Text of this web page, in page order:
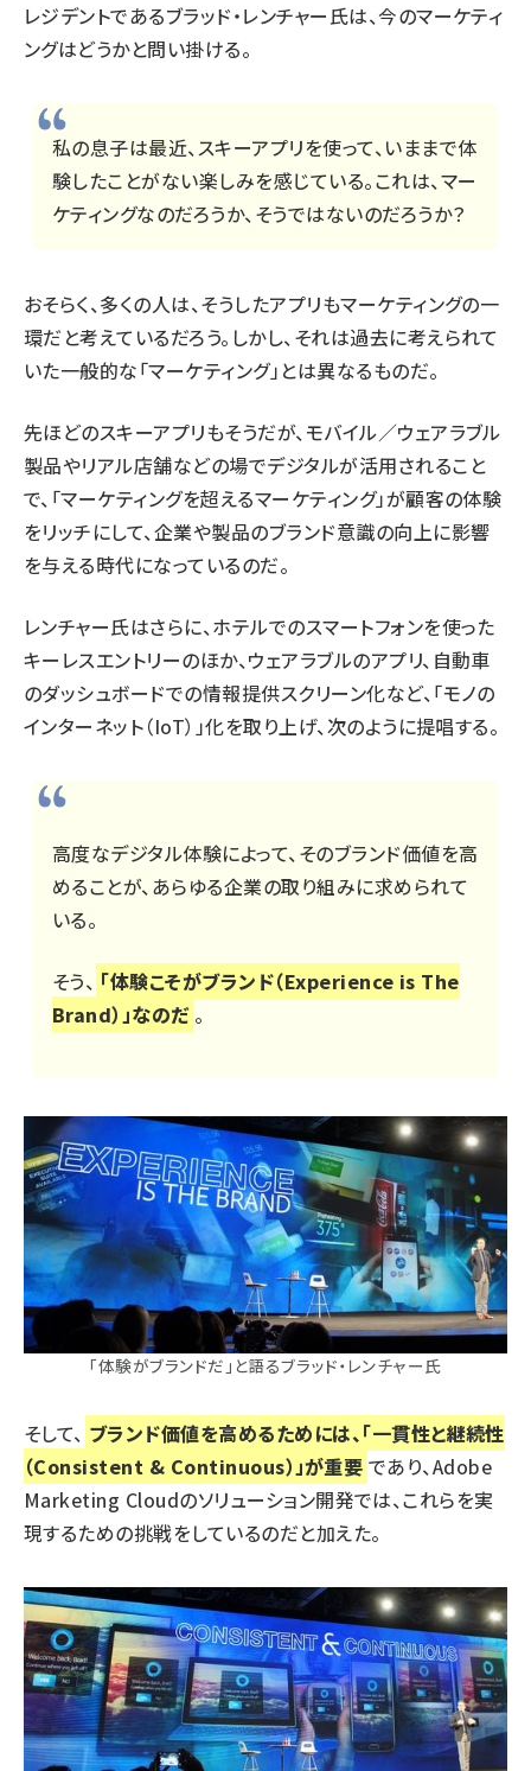
レジデントであるブラッド・レンチャー氏は、今のマーケティ
ングはどうかと問い掛ける。
私の息子は最近、スキーアプリを使って、いままで体
験したことがない楽しみを感じている。これは、マー
ケティングなのだろうか、そうではないのだろうか？
おそらく、多くの人は、そうしたアプリもマーケティングの一
環だと考えているだろう。しかし、それは過去に考えられて
いた一般的な「マーケティング」とは異なるものだ。
先ほどのスキーアプリもそうだが、モバイル／ウェアラブル
製品やリアル店舗などの場でデジタルが活用されること
で、「マーケティングを超えるマーケティング」が顧客の体験
をリッチにして、企業や製品のブランド意識の向上に影響
を与える時代になっているのだ。
レンチャー氏はさらに、ホテルでのスマートフォンを使った
キーレスエントリーのほか、ウェアラブルのアプリ、自動車
のダッシュボードでの情報提供スクリーン化など、「モノの
インターネット（IoT）」化を取り上げ、次のように提唱する。
高度なデジタル体験によって、そのブランド価値を高
めることが、あらゆる企業の取り組みに求められて
いる。
そう、 「体験こそがブランド（Experience is The
Brand）」なのだ 。
「体験がブランドだ」と語るブラッド・レンチャー氏
そして、 ブランド価値を高めるためには、「一貫性と継続性
（Consistent & Continuous）」が重要 であり、Adobe
Marketing Cloudのソリューション開発では、これらを実
現するための挑戦をしているのだと加えた。